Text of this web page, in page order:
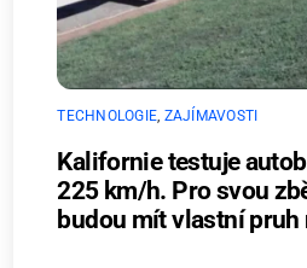
TECHNOLOGIE ZAJÍMAVOSTI
Kalifornie testuje
225 km/h. Pro svou
budou mít vlastní pruh